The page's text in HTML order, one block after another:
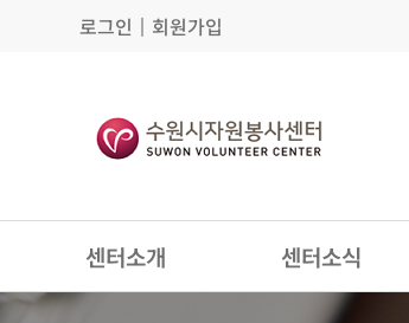
로그인 │ 회원가입
센터소개 센터소식